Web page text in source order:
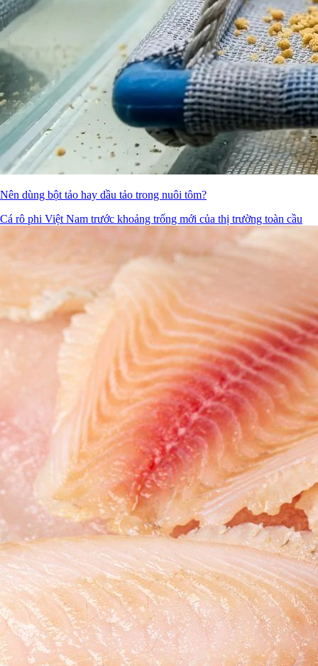
Nên dùng bột tảo hay dầu tảo trong nuôi tôm?
Cá rô phi Việt Nam trước khoảng trống mới của thị trường toàn cầu